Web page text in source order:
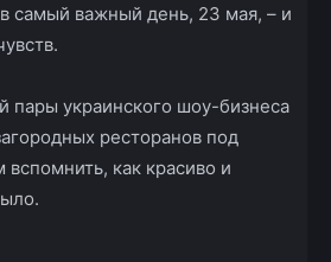
самый важный день, 23 мая, – и
пары украинского шоу-бизнеса
ресторанов под
как красиво и